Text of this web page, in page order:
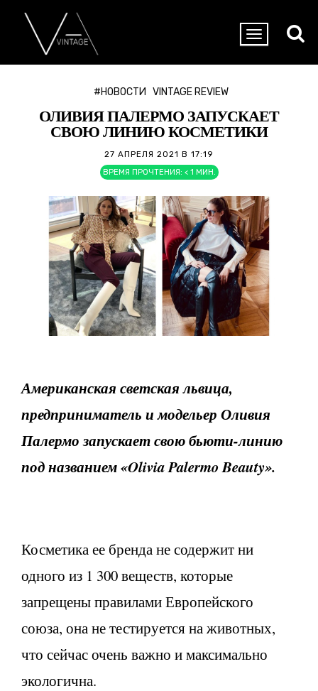
#НОВОСТИ VINTAGE REVIEW
ОЛИВИЯ ПАЛЕРМО ЗАПУСКАЕТ
СВОЮ ЛИНИЮ КОСМЕТИКИ
27 АПРЕЛЯ 2021 В 17:19
ВРЕМЯ ПРОЧТЕНИЯ: < 1 МИН.
Американская светская львица,
предприниматель и модельер Оливия
Палермо запускает свою бьюти-линию
под названием «Olivia Palermo Beauty».
Косметика ее бренда не содержит ни
одного из 1 300 веществ, которые
запрещены правилами Европейского
союза, она не тестируется на животных,
что сейчас очень важно и максимально
экологична.